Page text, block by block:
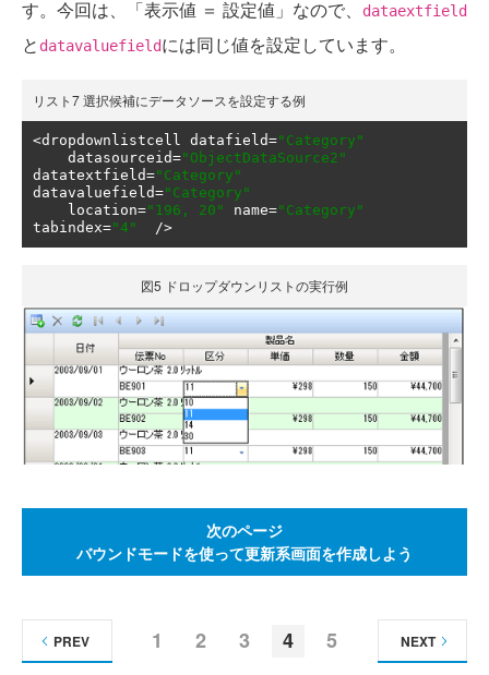
す。今回は、「表示値 ＝ 設定値」なので、 dataextfield
と datavaluefieldには同じ値を設定しています。
リスト7 選択候補にデータソースを設定する例
<dropdownlistcell datafield="Category"
    datasourceid
="ObjectDataSource2"
datatextfield="Category"
datavaluefield="Category"
    location
="196, 20" name="Category"
tabindex="4" />
図5 ドロップダウンリストの実行例
次のページ
バウンドモードを使って更新系画面を作成しよう
1 2 3 4 5
PREV NEXT